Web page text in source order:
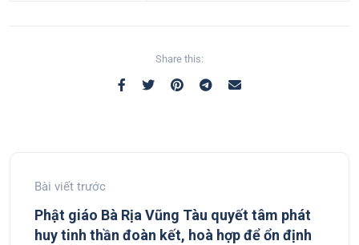
Share this:
Bài viết trước
Phật giáo Bà Rịa Vũng Tàu quyết tâm phát
huy tinh thần đoàn kết, hoà hợp để ổn định